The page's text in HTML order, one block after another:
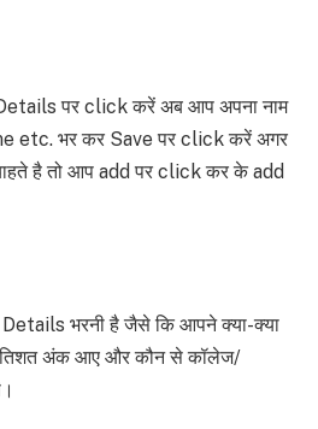
पर click करें अब आप अपना नाम
etc. भर कर Save पर click करें अगर
है तो आप add पर click कर के add
भरनी है जैसे कि आपने क्या-क्या
अंक आए और कौन से कॉलेज/